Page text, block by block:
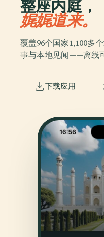
整座内庭，
娓娓道来。
覆盖96个国家1,100多
事与本地见闻——离线
下载应用